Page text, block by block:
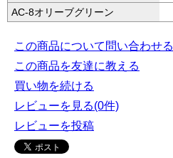
AC-8オリーブグリーン
この商品について問い合わせる
この商品を友達に教える
買い物を続ける
レビューを見る(0件)
レビューを投稿